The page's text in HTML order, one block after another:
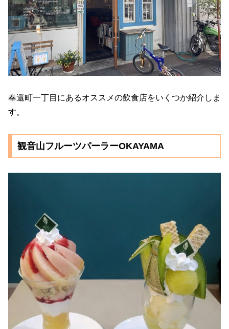
奉還町一丁目にあるオススメの飲食店をいくつか紹介しま
す。
観音山フルーツパーラーOKAYAMA